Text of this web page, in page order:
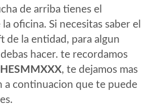
de arriba tienes el
oficina. Si necesitas saber el
de la entidad, para algun
hacer. te recordamos
, te dejamos mas
a continuacion que te puede